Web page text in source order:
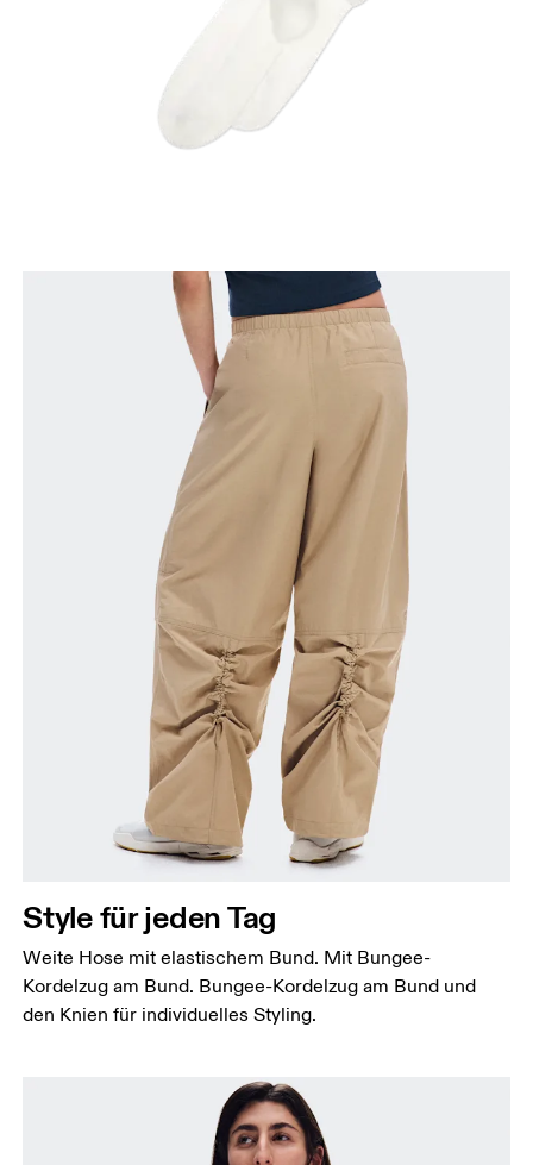
auseinander sind. Miss um die breiteste Stelle
deines Oberschenkels herum.
Schrittlänge
Füsse leicht auseinander. Miss von der obersten
Style für jeden Tag
Weite Hose mit elastischem Bund. Mit Bungee-
Kordelzug am Bund. Bungee-Kordelzug am Bund und
den Knien für individuelles Styling.